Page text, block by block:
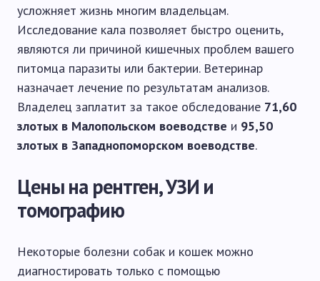
усложняет жизнь многим владельцам.
Исследование кала позволяет быстро оценить,
являются ли причиной кишечных проблем вашего
питомца паразиты или бактерии. Ветеринар
назначает лечение по результатам анализов.
Владелец заплатит за такое обследование 71,60
злотых в Малопольском воеводстве и 95,50
злотых в Западнопоморском воеводстве.
Цены на рентген, УЗИ и
томографию
Некоторые болезни собак и кошек можно
диагностировать только с помощью